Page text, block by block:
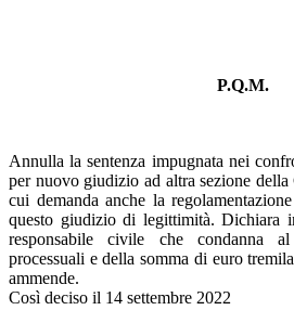
P.Q.M.
Annulla la sentenza impugnata nei
per nuovo giudizio ad altra sezione
cui demanda anche la
questo giudizio di legittimità. Dichiara
responsabile civile che condanna
processuali e della somma di euro
ammende.
Così deciso il 14 settembre 2022